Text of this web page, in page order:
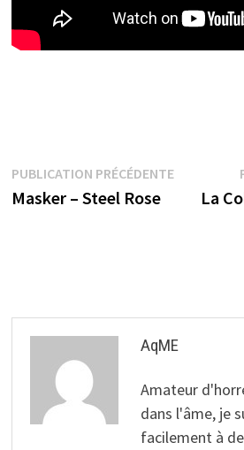
Navigation
de
PUBLICATION PRÉCÉDENTE
Masker – Steel Rose
La
AqME
Amateur
dans l'âme, je
facilement à